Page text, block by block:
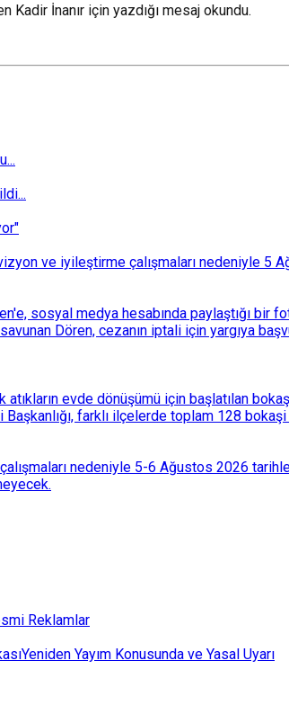
Kadir İnanır için yazdığı mesaj okundu.
ve iyileştirme çalışmaları nedeniyle
sosyal medya hesabında paylaştığı
Dören, cezanın iptali için yargıya
atıkların evde dönüşümü için başlatılan
Başkanlığı, farklı ilçelerde toplam 128
nedeniyle 5-6 Ağustos 2026
Reklamlar
Yeniden Yayım Konusunda ve Yasal Uyarı